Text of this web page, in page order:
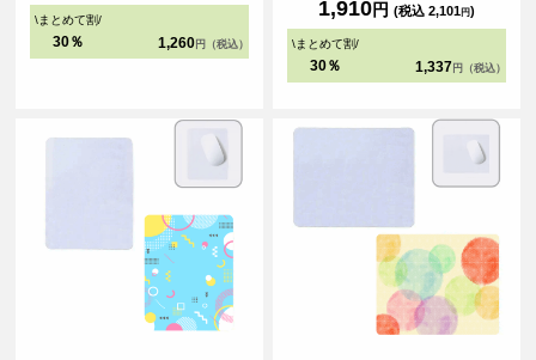
\まとめて割/
30％ 1,260 円（税込）
1,910円 (税込 2,101円)
\まとめて割/
30％ 1,337 円（税込）